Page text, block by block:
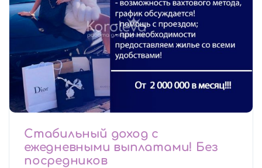
Стабильный доход с
ежедневными выплатами! Без
посредников